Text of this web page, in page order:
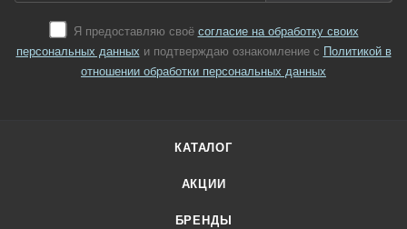
Я предоставляю своё согласие на обработку своих
персональных данных и подтверждаю ознакомление с Политикой в
отношении обработки персональных данных
КАТАЛОГ
АКЦИИ
БРЕНДЫ